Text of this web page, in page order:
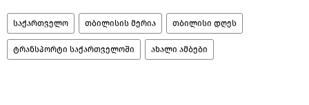
საქართველო თბილისის მერია თბილისი დღეს
ტრანსპორტი საქართველოში ახალი ამბები